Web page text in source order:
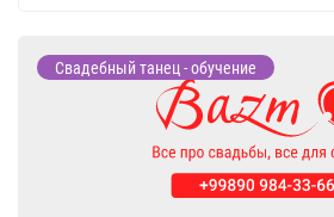
Свадебный танец - обучение